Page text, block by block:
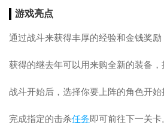
游戏亮点
通过战斗来获得丰厚的经验和金钱奖励
获得的继去年可以用来购全新的装备，
战斗开始后，选择你要上阵的角色开始
完成指定的击杀任务即可前往下一关卡